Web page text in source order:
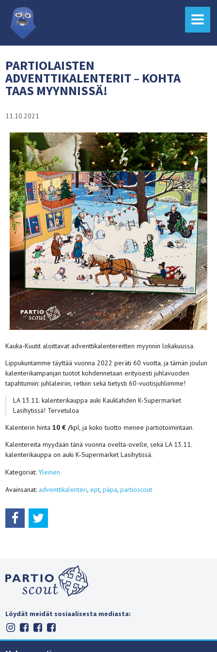
MENU
PARTIOLAISTEN
ADVENTTIKALENTERIT – KOHTA
TAAS MYYNNISSÄ!
11.10.2021
Kauka-Kuutit aloittavat adventtikalentereitten myynnin lokakuussa.
Lippukuntamme täyttää vuonna 2022 peräti 60 vuotta, ja tämän joulun
kalenterikampanjan tuotot kohdennetaan erityisesti juhlavuoden
tapahtumiin: juhlaleiriin, retkiin sekä tietysti 60-vuotisjuhliimme!
LA 13.11. kalenterikauppa auki Kauklahden K-Supermarket
Lasihytissä! Tervetuloa
Kalenterin hinta 10 € /kpl, ja koko tuotto menee partiotoimintaan.
Kalentereita myydään tänä vuonna ovelta-ovelle, sekä LA 13.11.
kalenterikauppa on auki K-Supermarket Lasihytissä.
Kategoriat:Yleinen
Avainsanat: adventtikalenteri,ept,päpa,partioscout
Löydät meidät sosiaalisesta mediasta: